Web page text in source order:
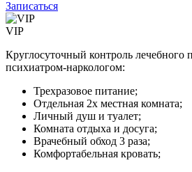
Записаться
VIP
Круглосуточный контроль лечебного
психиатром-наркологом:
Трехразовое питание;
Отдельная 2х местная комната;
Личный душ и туалет;
Комната отдыха и досуга;
Врачебный обход 3 раза;
Комфортабельная кровать;